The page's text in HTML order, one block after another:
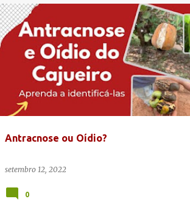
Antracnose ou Oídio?
setembro 12, 2022
ANTRACNOSE DO CAJUEIRO CANAL DA CAJUCULTURA
OÍDIO DO CAJUEIRO
0